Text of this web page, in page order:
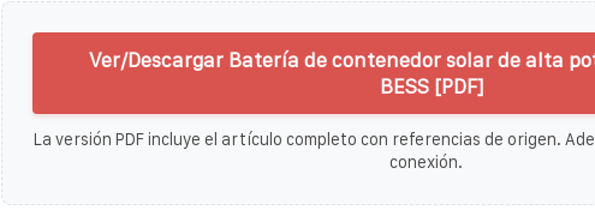
Ver/Descargar Batería de contenedor solar de alta
BESS [PDF]
La versión PDF incluye el artículo completo con referencias de origen.
conexión.